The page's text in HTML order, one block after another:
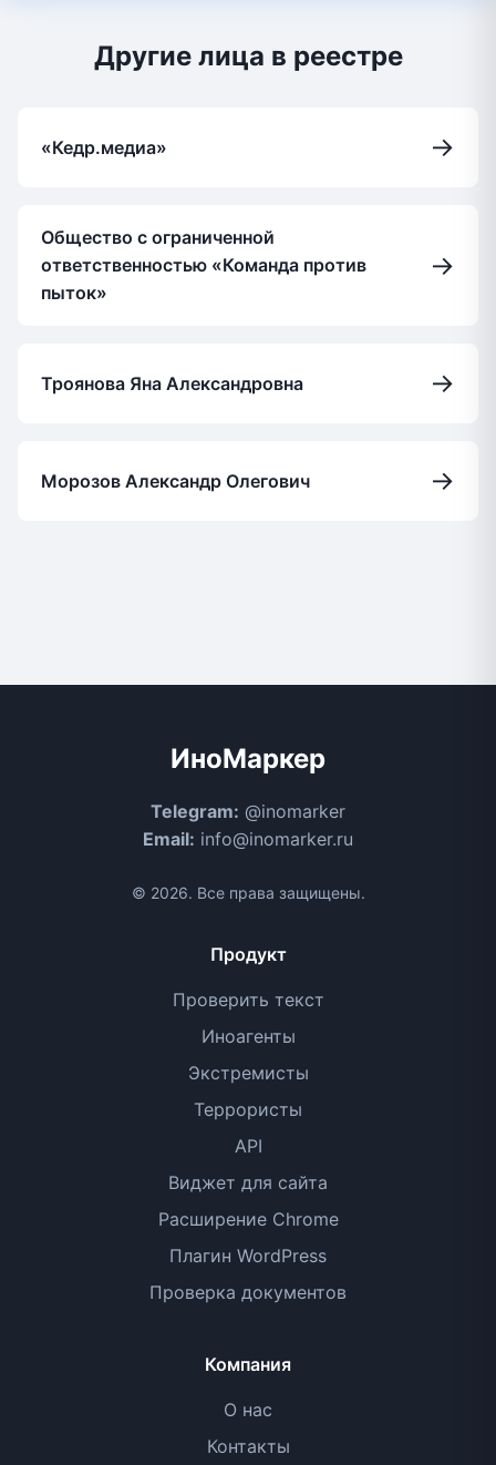
Другие лица в реестре
«Кедр.медиа» →
Общество с ограниченной
ответственностью «Команда против
пыток»
→
Троянова Яна Александровна →
Морозов Александр Олегович →
ИноМаркер
Telegram: @inomarker
Email: info@inomarker.ru
© 2026. Все права защищены.
Продукт
Проверить текст
Иноагенты
Экстремисты
Террористы
API
Виджет для сайта
Расширение Chrome
Плагин WordPress
Проверка документов
Компания
О нас
Контакты